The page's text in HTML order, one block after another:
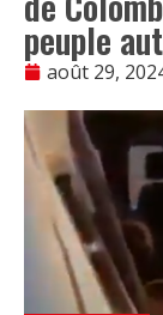
peuple
août 29,